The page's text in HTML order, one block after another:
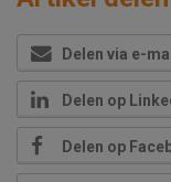
Delen via e-
Delen op
Delen op